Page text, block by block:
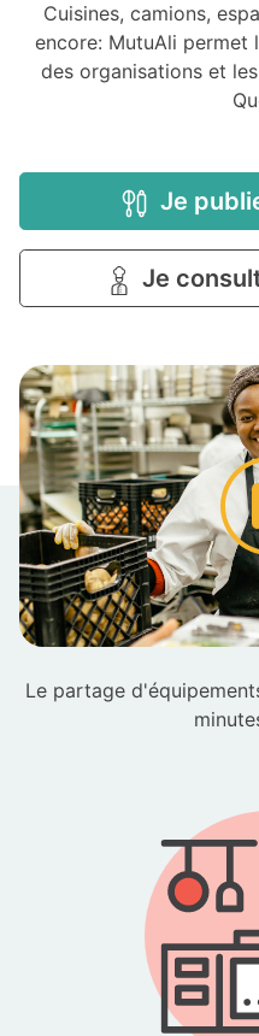
Cuisines, camions,
encore: MutuAli permet
des organisations et
Je
Je
Le partage